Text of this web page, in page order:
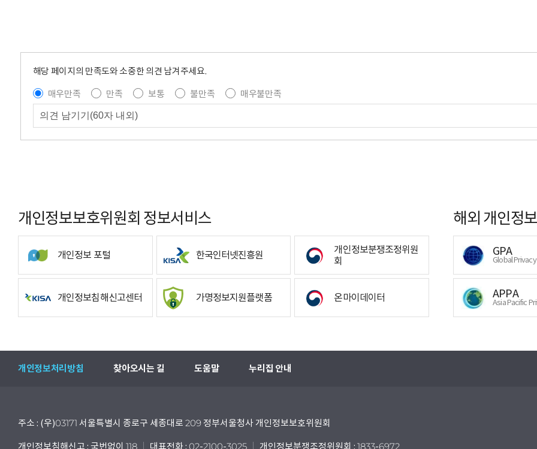
해당 페이지의 만족도와 소중한 의견 남겨주세요.
매우만족
만족 보통 불만족 매우불만족
개인정보보호위원회 정보서비스
개인정보 포털 한국인터넷진흥원
개인정보분쟁조정위원
회
개인정보침해신고센터 가명정보지원플랫폼 온마이데이터
해외 개인정
GPA
Global
APPA
Asia Pacific
개인정보처리방침 찾아오시는 길 도움말 누리집 안내
주소 : (우)03171 서울특별시 종로구 세종대로 209 정부서울청사 개인정보보호위원회
개인정보침해신고 : 국번없이 118 대표전화 : 02-2100-3025 개인정보분쟁조정위원회 : 1833-6972